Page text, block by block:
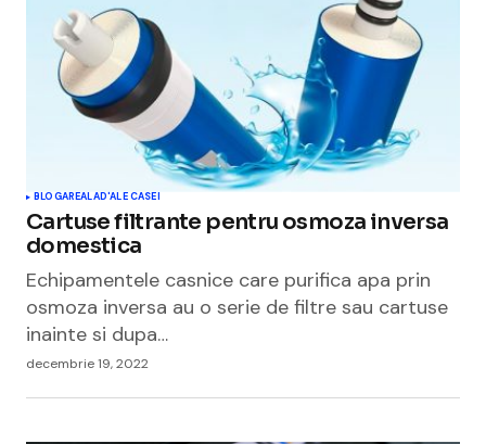
BLOGAREALAD'ALE CASEI
Cartuse filtrante pentru osmoza inversa
domestica
Echipamentele casnice care purifica apa prin
osmoza inversa au o serie de filtre sau cartuse
inainte si dupa…
decembrie 19, 2022